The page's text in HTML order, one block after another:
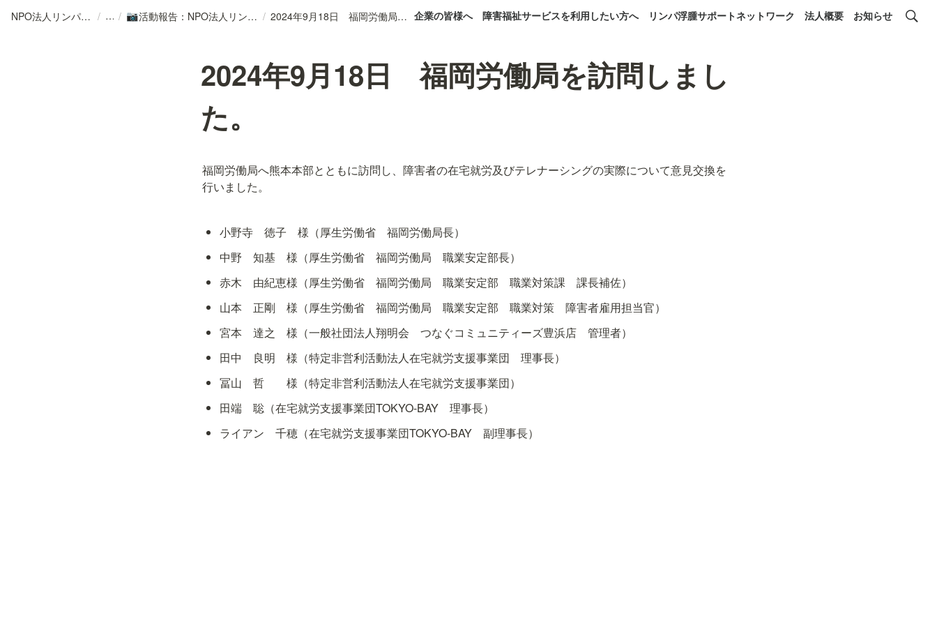
NPO法人リンパカフェ / / 📷 活動報告：NPO法人リンパカフェ / 2024年9月18日 福岡労働局を訪問しました。 企業の皆様へ 障害福祉サービスを利用したい方へ リンパ浮腫サポートネットワーク 法人概要 お知らせ
2024年9月18日 福岡労働局を訪問しまし
た。
福岡労働局へ熊本本部とともに訪問し、障害者の在宅就労及びテレナーシングの実際について意見交換を
行いました。
小野寺　徳子　様（厚生労働省　福岡労働局長）
中野　知基　様（厚生労働省　福岡労働局　職業安定部長）
赤木　由紀恵様（厚生労働省　福岡労働局　職業安定部　職業対策課　課長補佐）
山本　正剛　様（厚生労働省　福岡労働局　職業安定部　職業対策　障害者雇用担当官）
宮本　達之　様（一般社団法人翔明会　つなぐコミュニティーズ豊浜店　管理者）
田中　良明　様（特定非営利活動法人在宅就労支援事業団　理事長）
冨山　哲　　様（特定非営利活動法人在宅就労支援事業団）
田端　聡（在宅就労支援事業団TOKYO-BAY　理事長）
ライアン　千穂（在宅就労支援事業団TOKYO-BAY　副理事長）